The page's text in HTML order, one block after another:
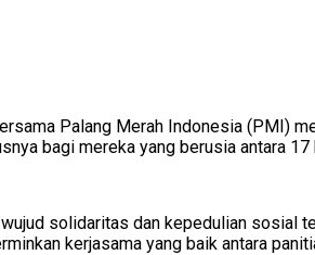
Palang Merah Indonesia (PMI)
bagi mereka yang berusia antara 17
solidaritas dan kepedulian sosial
kerjasama yang baik antara